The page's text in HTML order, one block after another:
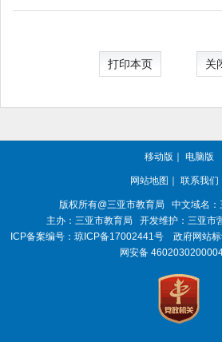
打印本页 关
移动版 ｜ 电脑版
网站地图 ｜ 联系我们
版权所有@三亚市教育局
中文域名
主办：三亚市教育局
开发维护：三亚市
ICP备案编号： 琼ICP备17002441号 政府网站标
网安备